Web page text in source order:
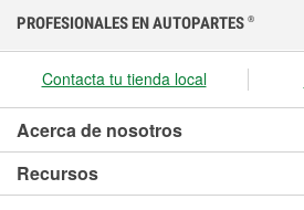
PROFESIONALES EN AUTOPARTES ®
Contacta tu tienda local
Acerca de nosotros
Recursos